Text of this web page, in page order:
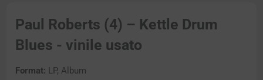
Paul Roberts (4) – Kettle Drum
Blues - vinile usato
Format: LP, Album